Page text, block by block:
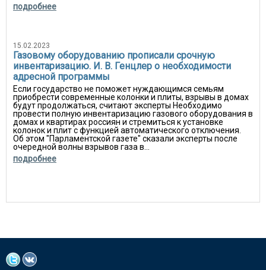
подробнее
15.02.2023
Газовому оборудованию прописали срочную
инвентаризацию. И. В. Генцлер о необходимости
адресной программы
Если государство не поможет нуждающимся семьям
приобрести современные колонки и плиты, взрывы в домах
будут продолжаться, считают эксперты Необходимо
провести полную инвентаризацию газового оборудования в
домах и квартирах россиян и стремиться к установке
колонок и плит с функцией автоматического отключения.
Об этом "Парламентской газете" сказали эксперты после
очередной волны взрывов газа в...
подробнее